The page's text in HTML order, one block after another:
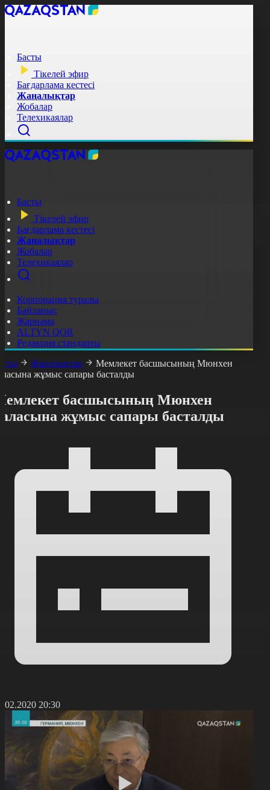
Басты
Тікелей эфир
Бағдарлама кестесі
Жаңалықтар
Жобалар
Телехикаялар
Басты
Тікелей эфир
Бағдарлама кестесі
Жаңалықтар
Жобалар
Телехикаялар
Корпорация туралы
Байланыс
Жарнама
ALTYN QOR
Редакция стандарты
Жаңалықтар
Мемлекет басшысының Мюнхен
жұмыс сапары басталды
басшысының Мюнхен
жұмыс сапары басталды
20:30